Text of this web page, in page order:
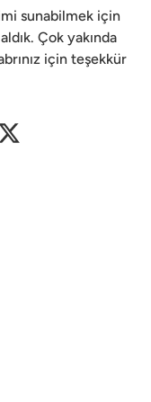
sunabilmek için
Çok yakında
için teşekkür
Twitter